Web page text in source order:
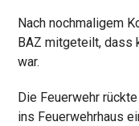
Nach nochmaligem
BAZ mitgeteilt, dass
war.
Die Feuerwehr
ins Feuerwehrhaus